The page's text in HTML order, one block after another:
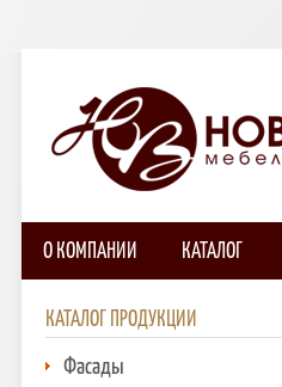
О КОМПАНИИ КАТАЛОГ
КАТАЛОГ ПРОДУКЦИИ
Фасады